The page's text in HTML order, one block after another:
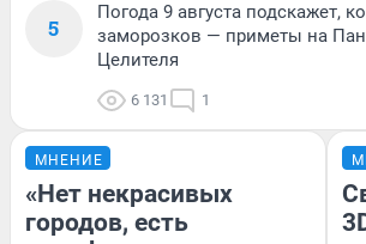
5
Погода 9 августа подскажет,
заморозков — приметы на
Целителя
6 131 1
МНЕНИЕ
«Нет некрасивых
городов, есть